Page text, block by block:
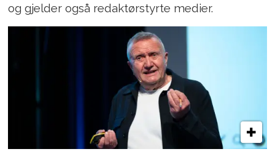
og gjelder også redaktørstyrte medier.